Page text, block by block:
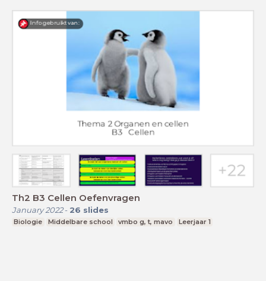
Th2 B3 Cellen Oefenvragen
January 2022- 26 slides
Biologie Middelbare school vmbo g, t, mavo Leerjaar 1